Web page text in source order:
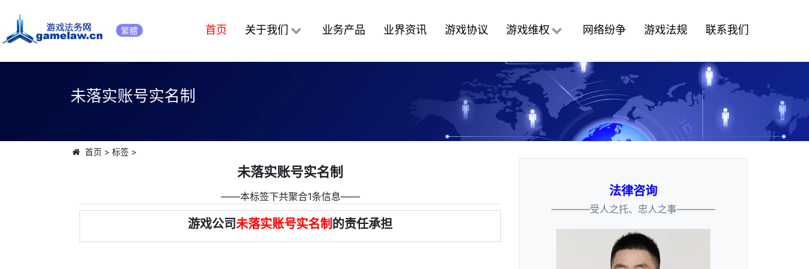
繁體 首页 关于我们 业务产品 业界资讯 游戏协议 游戏维权 网络纷争 游戏法规 联系我们
未落实账号实名制
首页 > 标签>
未落实账号实名制
――本标签下共聚合1条信息――
游戏公司未落实账号实名制的责任承担
法律咨询
————受人之托、忠人之事————